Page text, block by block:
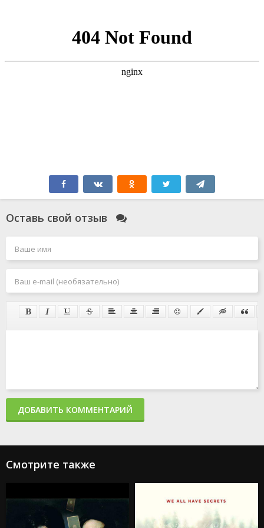
Оставь свой отзыв
ДОБАВИТЬ КОММЕНТАРИЙ
Смотрите также